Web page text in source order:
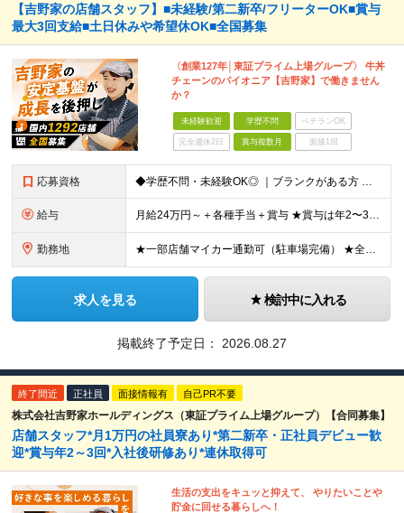
【吉野家の店舗スタッフ】■未経験/第二新卒/フリーターOK■賞与
最大3回支給■土日休みや希望休OK■全国募集
〈創業127年│東証プライム上場グループ〉 牛丼
チェーンのパイオニア【吉野家】で働きません
か？
未経験歓迎 学歴不問 ベテランOK
完全週休2日 賞与複数月 面接1回
応募資格 ◆学歴不問・未経験OK◎ ｜ブランクがある方 ｜転職回数が気になる方 ｜飲食業界にチャレンジしたい方 ｜副業OK どんな方も大歓迎！「やってみたい」という気持ちがあればOKです◎
給与 月給24万円～＋各種手当＋賞与 ★賞与は年2〜3回支給 （7月・12月の年2回＋会社業績により2月に決算賞与あり） ★家賃1万円の格安寮や70%オフの食事補助により、毎月の支出を大幅に抑えられます。
勤務地 ★一部店舗マイカー通勤可（駐車場完備） ★全国の各店舗で募集中！続々出店予定！ ■首都圏エリア 埼玉、千葉、東京、神奈川、山梨 ■北日本エリア 北海道、青森、岩手、宮城、秋田、山形、福島、茨城、栃
求人を見る 検討中に入れる
掲載終了予定日： 2026.08.27
終了間近 正社員 面接情報有 自己PR不要
株式会社吉野家ホールディングス（東証プライム上場グループ）【合同募集】
店舗スタッフ*月1万円の社員寮あり*第二新卒・正社員デビュー歓
迎*賞与年2～3回*入社後研修あり*連休取得可
生活の支出をキュッと抑えて、 やりたいことや
貯金に回せる暮らしへ！